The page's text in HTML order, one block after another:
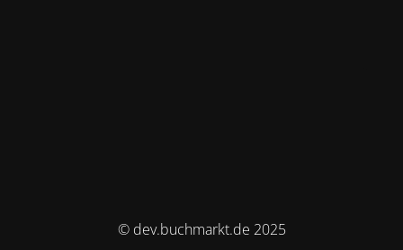
© dev.buchmarkt.de 2025